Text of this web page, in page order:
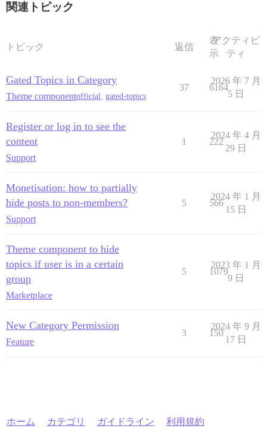
関連トピック
トピック 返信
表
示
アクティビ
ティ
Gated Topics in Category
Theme componentofficial, gated-topics
37 6164
2026 年 7 月
5 日
Register or log in to see the
content
Support
1 222
2024 年 4 月
29 日
Monetisation: how to partially
hide posts to non-members?
Support
5 566
2024 年 1 月
15 日
Theme component to hide
topics if user is in a certain
group
Marketplace
5 1079
2023 年 1 月
9 日
New Category Permission
Feature
3 150
2024 年 9 月
17 日
ホーム カテゴリ ガイドライン 利用規約